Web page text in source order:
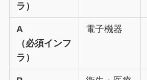
ラ）
A
（必須インフ
ラ）
電子機器